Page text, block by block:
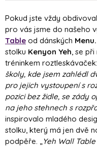
Pokud jste vždy
pro vás jsme do našeho
Table od dánských Menu.
stolku Kenyon Yeh, se
tréninkem
školy, kde jsem zahlédl
pro jejich vystoupení s
pozici bez židle, se zády
na jeho stehnech s
inspirovalo mladého
stolku, který má jen dvě
podpěře. „Yeh Wall